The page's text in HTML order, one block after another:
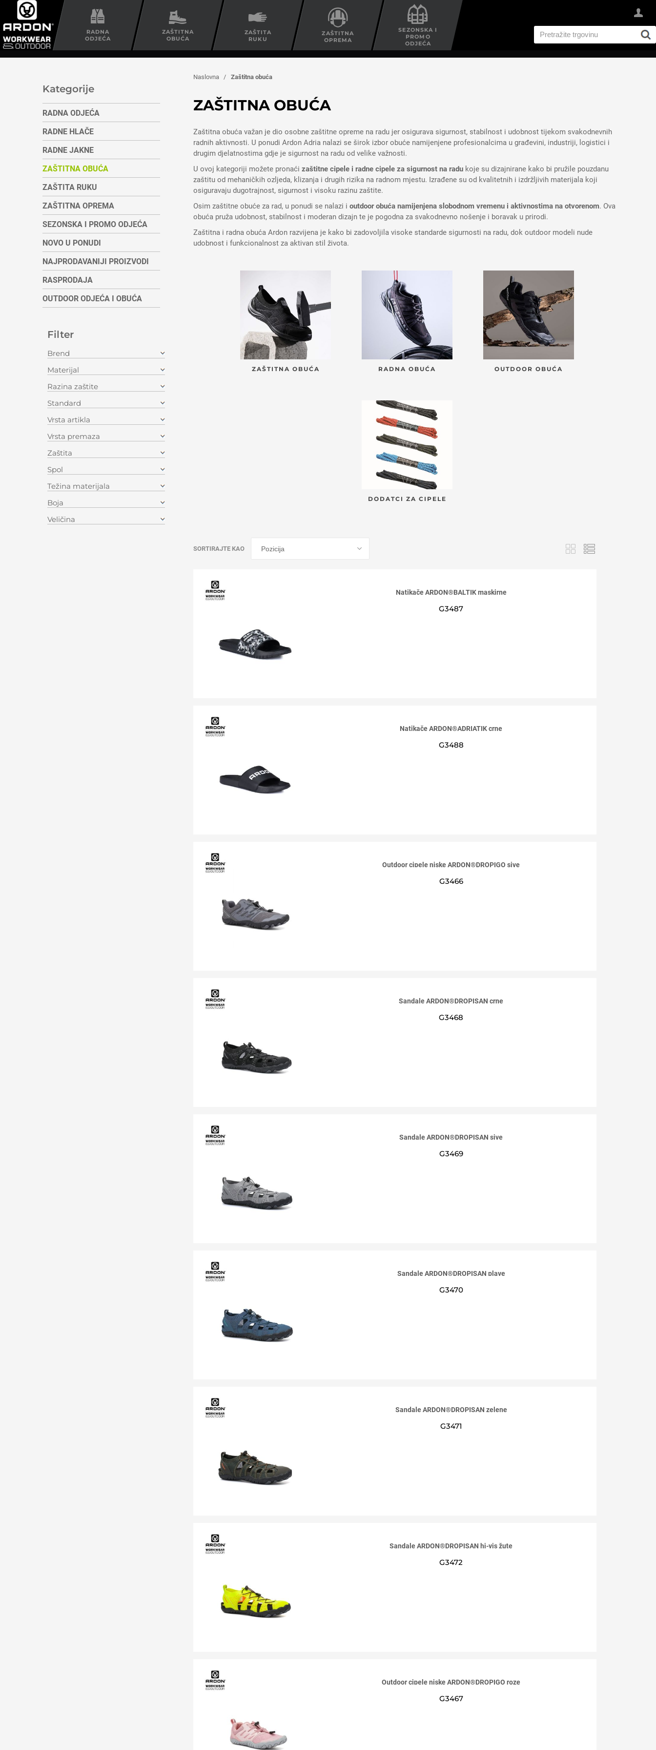
RADNA
ODJEĆA
ZAŠTITNA
OBUĆA
ZAŠTITA
RUKU
ZAŠTITNA
OPREMA
SEZONSKA I
PROMO
ODJEĆA
Naslovna / Zaštitna obuća
ZAŠTITNA OBUĆA
Zaštitna obuća važan je dio osobne zaštitne opreme na radu jer osigurava sigurnost, stabilnost i udobnost tijekom svakodnevnih
radnih aktivnosti. U ponudi Ardon Adria nalazi se širok izbor obuće namijenjene profesionalcima u građevini, industriji, logistici i
drugim djelatnostima gdje je sigurnost na radu od velike važnosti.
U ovoj kategoriji možete pronaći zaštitne cipele i radne cipele za sigurnost na radu koje su dizajnirane kako bi pružile pouzdanu
zaštitu od mehaničkih ozljeda, klizanja i drugih rizika na radnom mjestu. Izrađene su od kvalitetnih i izdržljivih materijala koji
osiguravaju dugotrajnost, sigurnost i visoku razinu zaštite.
Osim zaštitne obuće za rad, u ponudi se nalazi i outdoor obuća namijenjena slobodnom vremenu i aktivnostima na otvorenom. Ova
obuća pruža udobnost, stabilnost i moderan dizajn te je pogodna za svakodnevno nošenje i boravak u prirodi.
Zaštitna i radna obuća Ardon razvijena je kako bi zadovoljila visoke standarde sigurnosti na radu, dok outdoor modeli nude
udobnost i funkcionalnost za aktivan stil života.
ZAŠTITNA OBUĆA RADNA OBUĆA OUTDOOR OBUĆA
DODATCI ZA CIPELE
SORTIRAJTE KAO
Natikače ARDON®BALTIK maskirne
G3487
Natikače ARDON®ADRIATIK crne
G3488
Outdoor cipele niske ARDON®DROPIGO sive
G3466
Sandale ARDON®DROPISAN crne
G3468
Sandale ARDON®DROPISAN sive
G3469
Sandale ARDON®DROPISAN plave
G3470
Sandale ARDON®DROPISAN zelene
G3471
Sandale ARDON®DROPISAN hi-vis žute
G3472
Outdoor cipele niske ARDON®DROPIGO roze
G3467
Kategorije
RADNA ODJEĆA
RADNE HLAČE
RADNE JAKNE
ZAŠTITNA OBUĆA
ZAŠTITA RUKU
ZAŠTITNA OPREMA
SEZONSKA I PROMO ODJEĆA
NOVO U PONUDI
NAJPRODAVANIJI PROIZVODI
RASPRODAJA
OUTDOOR ODJEĆA I OBUĆA
Filter
Brend
Materijal
Razina zaštite
Standard
Vrsta artikla
Vrsta premaza
Zaštita
Spol
Težina materijala
Boja
Veličina